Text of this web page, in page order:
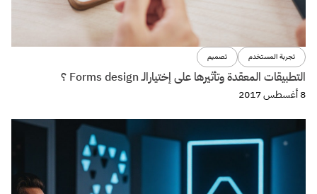
تجربة المستخدم تصميم
التطبيقات المعقدة وتأثيرها على إختيارالـ Forms design ؟
8 أغسطس 2017